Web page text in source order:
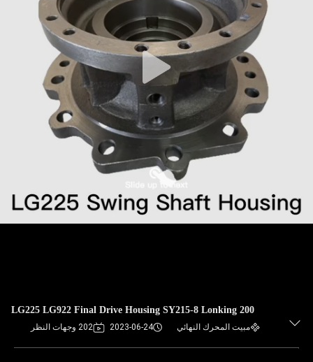
LG225 LG922 Final Drive Housing SY215-8 Lonking 200
مبيت المحرك النهائي 2023-06-24 202 وجهات النظر